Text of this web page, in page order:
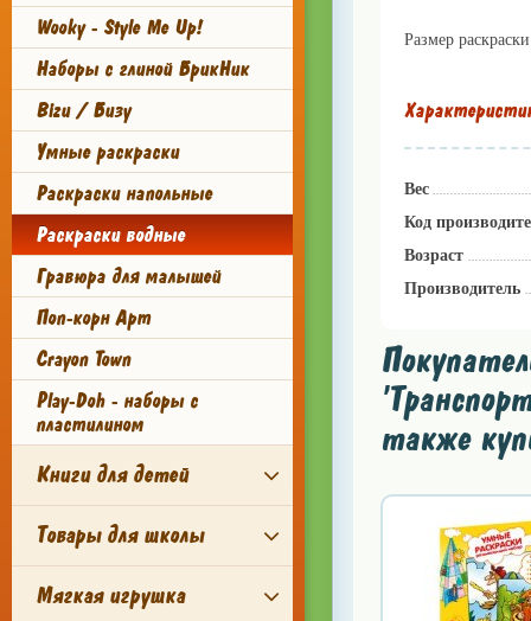
Wooky - Style Me Up!
Наборы с глиной БрикНик
Bizu / Бизу
Умные раскраски
Раскраски напольные
Раскраски водные
Гравюра для малышей
Поп-корн Арт
Crayon Town
Play-Doh - наборы с
пластилином
Книги для детей
Товары для школы
Мягкая игрушка
Размер
Вес
Код
Возраст
Производитель
также